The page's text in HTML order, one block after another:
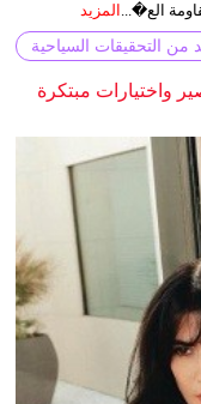
الع�... المزيد
من التحقيقات السياحية
واختيارات مبتكرة